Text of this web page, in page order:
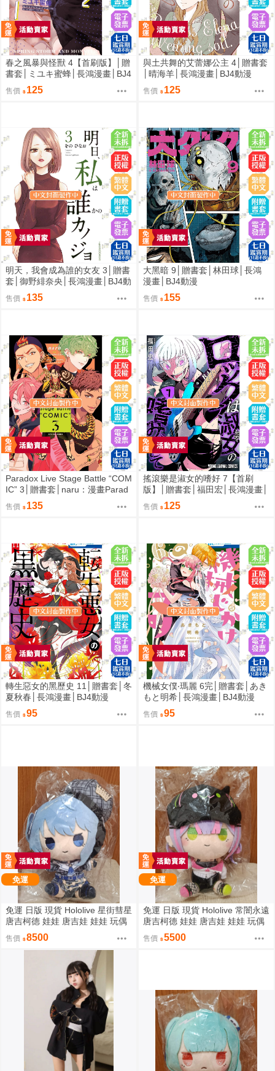
春之風暴與怪獸 4【首刷版】│贈
書套│ミユキ蜜蜂│長鴻漫畫│BJ4
售價 125
與土共舞的艾蕾娜公主 4│贈書套
│晴海羊│長鴻漫畫│BJ4動漫
售價 125
明天，我會成為誰的女友 3│贈書
套│御野緋奈央│長鴻漫畫│BJ4動
漫
售價 135
大黑暗 9│贈書套│林田球│長鴻
漫畫│BJ4動漫
售價 155
Paradox Live Stage Battle “COM
IC” 3│贈書套│naru：漫畫Parad
ox Live：原作avex pictures,ジー
クレスト：監修│長鴻漫畫│BJ4
售價 135
搖滾樂是淑女的嗜好 7【首刷
版】│贈書套│福田宏│長鴻漫畫│
BJ4動漫
售價 125
轉生惡女的黑歷史 11│贈書套│冬
夏秋春│長鴻漫畫│BJ4動漫
售價 95
機械女僕‧瑪麗 6完│贈書套│あき
もと明希│長鴻漫畫│BJ4動漫
售價 95
免運
免運 日版 現貨 Hololive 星街彗星
唐吉柯德 娃娃 唐吉娃 娃娃 玩偶
ドン・キホーテ もちどる 星街す
いせい
售價 8500
免運
免運 日版 現貨 Hololive 常闇永遠
唐吉柯德 娃娃 唐吉娃 娃娃 玩偶
ドン・キホーテ もちどる 常闇ト
ワ
售價 5500